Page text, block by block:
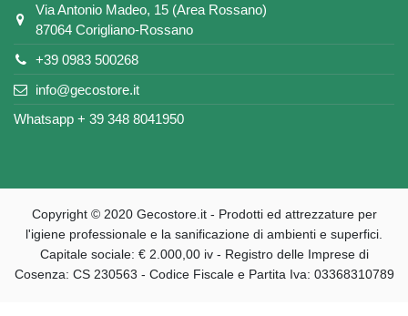
Via Antonio Madeo, 15 (Area Rossano)
87064 Corigliano-Rossano
+39 0983 500268
info@gecostore.it
Whatsapp + 39 348 8041950
Copyright © 2020 Gecostore.it - ​​Prodotti ed attrezzature per
l'igiene professionale e la sanificazione di ambienti e superfici.
Capitale sociale: € 2.000,00 iv - Registro delle Imprese di
Cosenza: CS 230563 - Codice Fiscale e Partita Iva: 03368310789